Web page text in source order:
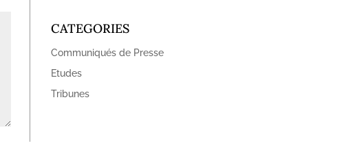
CATEGORIES
Communiqués de Presse
Etudes
Tribunes